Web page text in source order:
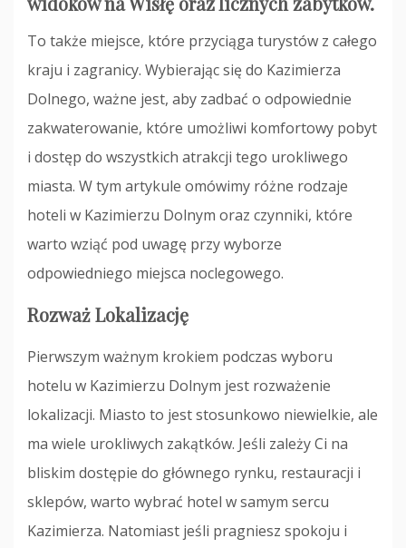
To także miejsce, które przyciąga turystów z całego
kraju i zagranicy. Wybierając się do Kazimierza
Dolnego, ważne jest, aby zadbać o odpowiednie
zakwaterowanie, które umożliwi komfortowy pobyt
i dostęp do wszystkich atrakcji tego urokliwego
miasta. W tym artykule omówimy różne rodzaje
hoteli w Kazimierzu Dolnym oraz czynniki, które
warto wziąć pod uwagę przy wyborze
odpowiedniego miejsca noclegowego.
Rozważ Lokalizację
Pierwszym ważnym krokiem podczas wyboru
hotelu w Kazimierzu Dolnym jest rozważenie
lokalizacji. Miasto to jest stosunkowo niewielkie, ale
ma wiele urokliwych zakątków. Jeśli zależy Ci na
bliskim dostępie do głównego rynku, restauracji i
sklepów, warto wybrać hotel w samym sercu
Kazimierza. Natomiast jeśli pragniesz spokoju i